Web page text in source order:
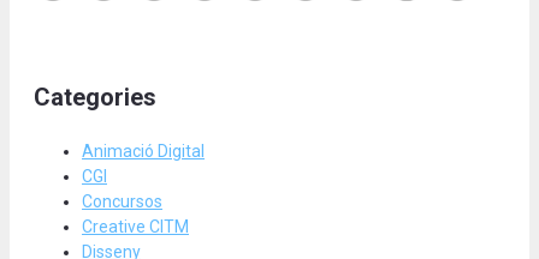
Categories
Animació Digital
CGI
Concursos
Creative CITM
Disseny